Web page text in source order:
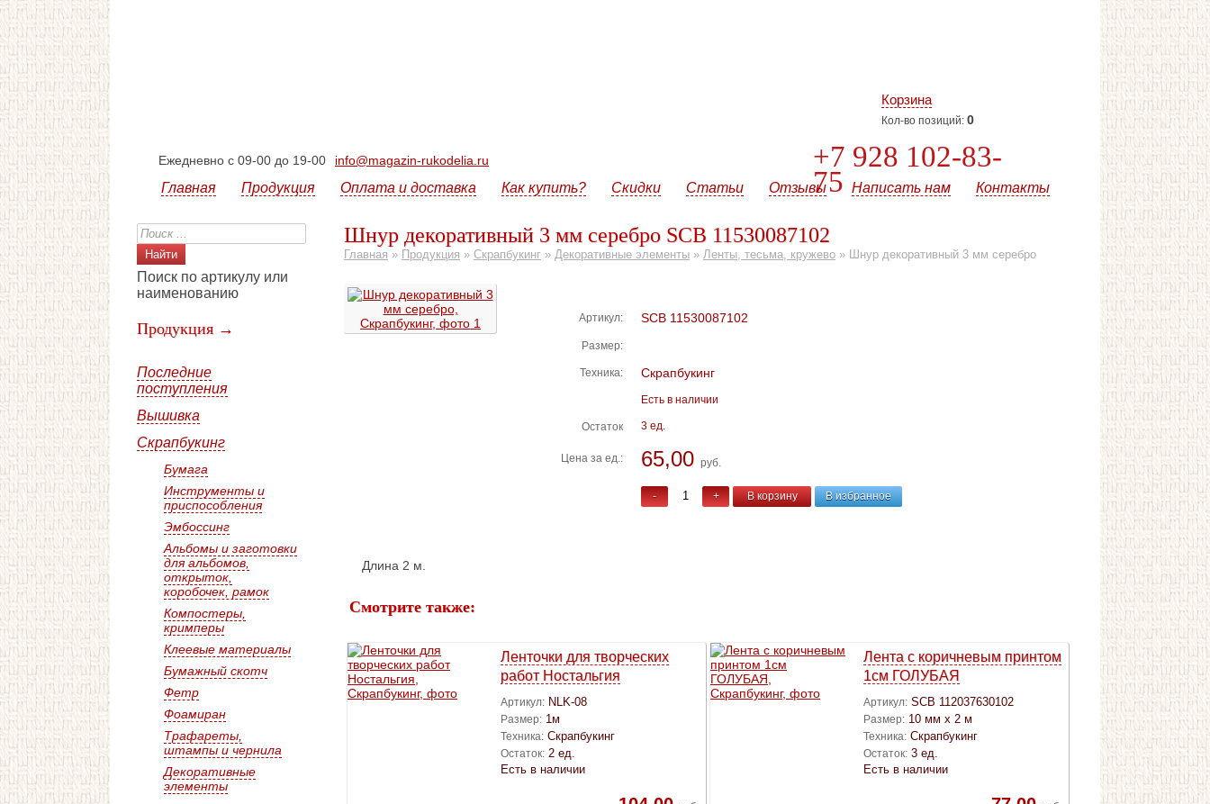
Корзина
Кол-во позиций: 0
+7 928 102-83-
75
Ежедневно с 09-00 до 19-00 info@magazin-rukodelia.ru
Главная Продукция Оплата и доставка Как купить? Скидки Статьи Отзывы Написать нам Контакты
Поиск по артикулу или
наименованию
Продукция →
Последние
поступления
Вышивка
Скрапбукинг
Бумага
Инструменты и
приспособления
Эмбоссинг
Альбомы и заготовки
для альбомов,
открыток,
коробочек, рамок
Компостеры,
кримперы
Клеевые материалы
Бумажный скотч
Фетр
Фоамиран
Трафареты,
штампы и чернила
Декоративные
элементы
Шнур декоративный 3 мм серебро SCB 11530087102
Главная » Продукция » Скрапбукинг » Декоративные элементы » Ленты, тесьма, кружево » Шнур декоративный 3 мм серебро
Артикул: SCB 11530087102
Размер:
Техника: Скрапбукинг
Есть в наличии
Остаток 3 ед.
Цена за ед.: 65,00 руб.
- + В корзину В избранное
Длина 2 м.
Смотрите также:
Ленточки для творческих
работ Ностальгия
Артикул: NLK-08
Размер: 1м
Техника: Скрапбукинг
Остаток: 2 ед.
Есть в наличии
Лента с коричневым принтом
1см ГОЛУБАЯ
Артикул: SCB 112037630102
Размер: 10 мм х 2 м
Техника: Скрапбукинг
Остаток: 3 ед.
Есть в наличии